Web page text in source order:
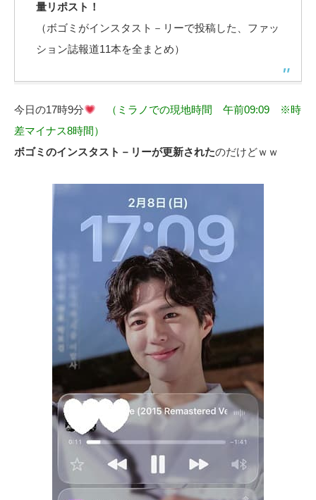
量リポスト！
（ボゴミがインスタスト－リーで投稿した、ファッ
ション誌報道11本を全まとめ）
今日の17時9分
（ミラノでの現地時間 午前09:09 ※時
差マイナス8時間）
ボゴミのインスタスト－リーが更新されたのだけどｗｗ